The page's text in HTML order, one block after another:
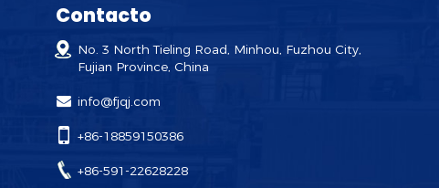
Contacto
No. 3 North Tieling Road, Minhou, Fuzhou City,
Fujian Province, China
info@fjqj.com
+86-18859150386
+86-591-22628228